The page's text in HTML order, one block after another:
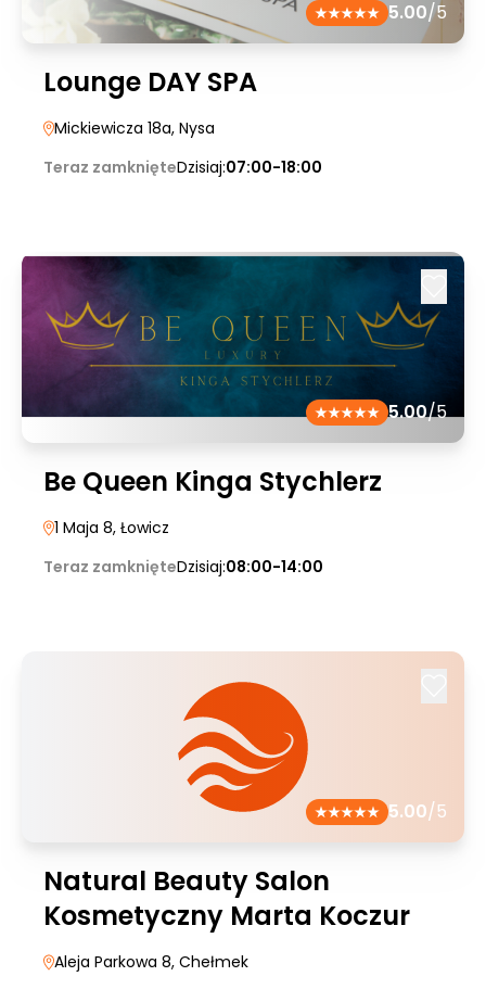
5.00/5
Lounge DAY SPA
Mickiewicza 18a, Nysa
Teraz zamknięteDzisiaj:07:00-18:00
5.00/5
Be Queen Kinga Stychlerz
1 Maja 8, Łowicz
Teraz zamknięteDzisiaj:08:00-14:00
5.00/5
Natural Beauty Salon
Kosmetyczny Marta Koczur
Aleja Parkowa 8, Chełmek